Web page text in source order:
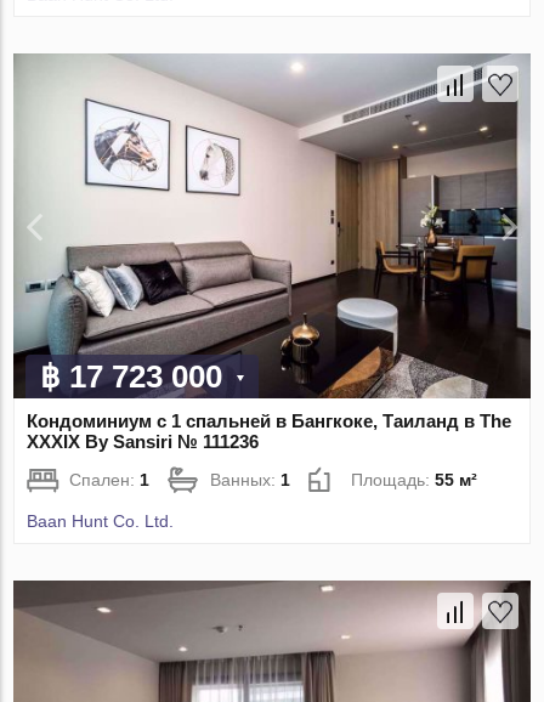
฿ 17 723 000
Кондоминиум с 1 спальней в Бангкоке, Таиланд в The
XXXIX By Sansiri № 111236
Спален: 1 Ванных: 1 Площадь:55 м²
Baan Hunt Co. Ltd.